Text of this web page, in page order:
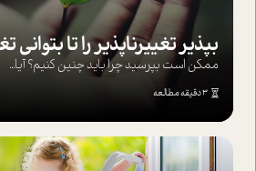
بپذير تغييرناپذير را تا
ممکن است بپرسيد چرا بايد چنين کنيم؟ آيا...
3 دقیقه مطالعه